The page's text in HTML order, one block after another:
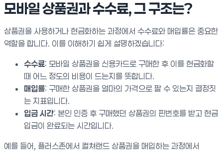
모바일 상품권과 수수료, 그 구조는?
상품권을 사용하거나 현금화하는 과정에서 수수료와 매입률은 중요한
역할을 합니다. 이를 이해하기 쉽게 설명하겠습니다:
수수료: 모바일 상품권을 신용카드로 구매한 후 이를 현금화할
때 어느 정도의 비용이 드는지를 뜻합니다.
매입률: 구매한 상품권을 얼마의 가격으로 팔 수 있는지 결정짓
는 지표입니다.
입금 시간: 본인 인증 후 구매했던 상품권의 핀번호를 받고 현금
입금이 완료되는 시간입니다.
예를 들어, 플러스존에서 컬쳐랜드 상품권을 매입하는 과정에서